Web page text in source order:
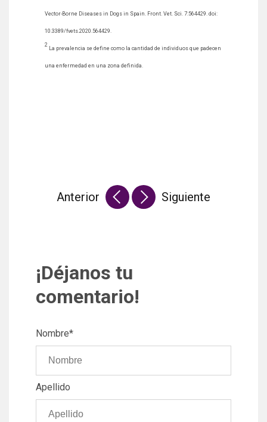
Vector-Borne Diseases in Dogs in Spain. Front. Vet. Sci. 7:564429. doi:
10.3389/fvets.2020.564429.
2
La prevalencia se define como la cantidad de individuos que padecen
una enfermedad en una zona definida.
Anterior Siguiente
¡Déjanos tu
comentario!
Nombre*
Apellido